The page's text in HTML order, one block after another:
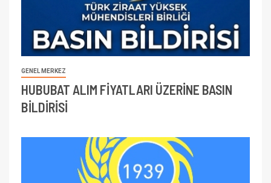
GENEL MERKEZ
HUBUBAT ALIM FİYATLARI ÜZERİNE BASIN
BİLDİRİSİ